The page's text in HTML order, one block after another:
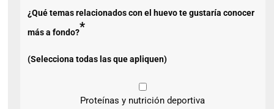
¿Qué temas relacionados con el huevo te gustaría conocer
más a fondo?*
(Selecciona todas las que apliquen)
Proteínas y nutrición deportiva